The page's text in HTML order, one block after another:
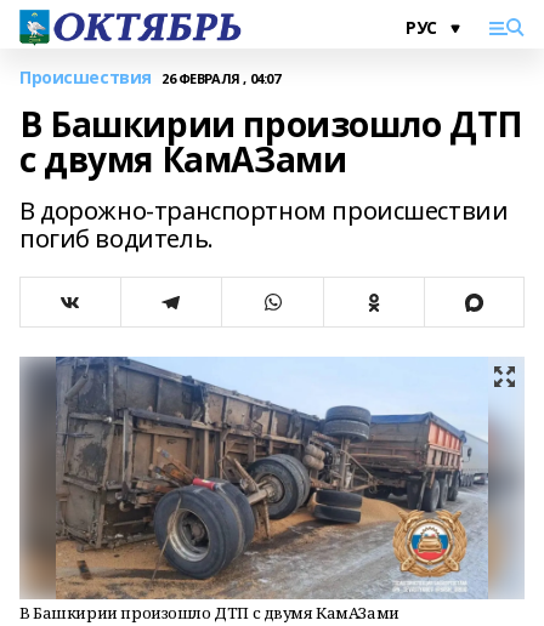
Происшествия 26 ФЕВРАЛЯ , 04:07
В Башкирии произошло ДТП
с двумя КамАЗами
В дорожно-транспортном происшествии
погиб водитель.
В Башкирии произошло ДТП с двумя КамАЗами